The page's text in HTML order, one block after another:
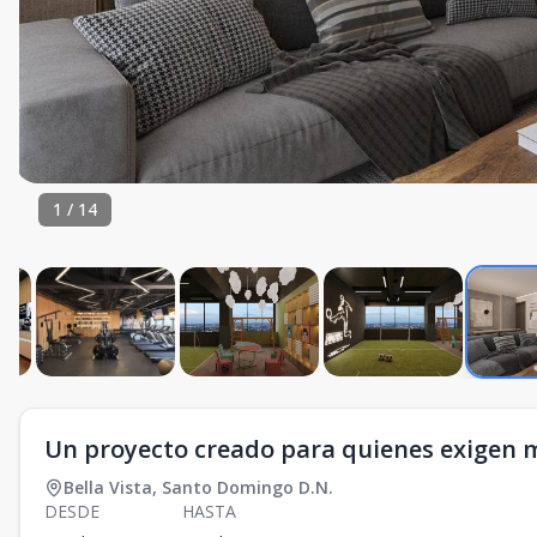
1 / 14
Un proyecto creado para quienes exigen
Bella Vista, Santo Domingo D.N.
DESDE
HASTA